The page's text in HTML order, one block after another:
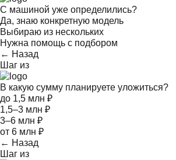
С машиной уже определились?
Да, знаю конкретную модель
Выбираю из нескольких
Нужна помощь с подбором
← Назад
Шаг из
В какую сумму планируете уложиться?
до 1,5 млн ₽
1,5–3 млн ₽
3–6 млн ₽
от 6 млн ₽
← Назад
Шаг из